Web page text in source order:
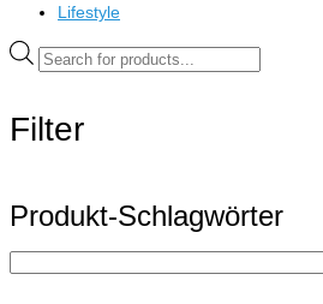
Lifestyle
Products
search
Filter
Produkt-Schlagwörter